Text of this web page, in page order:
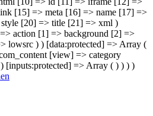
[15] => meta [16] => name [17] =>
[20] => title [21] => xml )
action [1] => background [2] =>
lowsrc ) ) [data:protected] => Array (
[view] => category
[inputs:protected] => Array ( ) ) ) )